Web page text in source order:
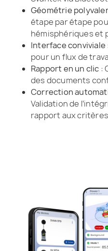
Géométrie
étape par étape
hémisphériques et
Interface conviviale
pour un flux de
Rapport en un clic :
des documents
Correction
Validation de
rapport aux